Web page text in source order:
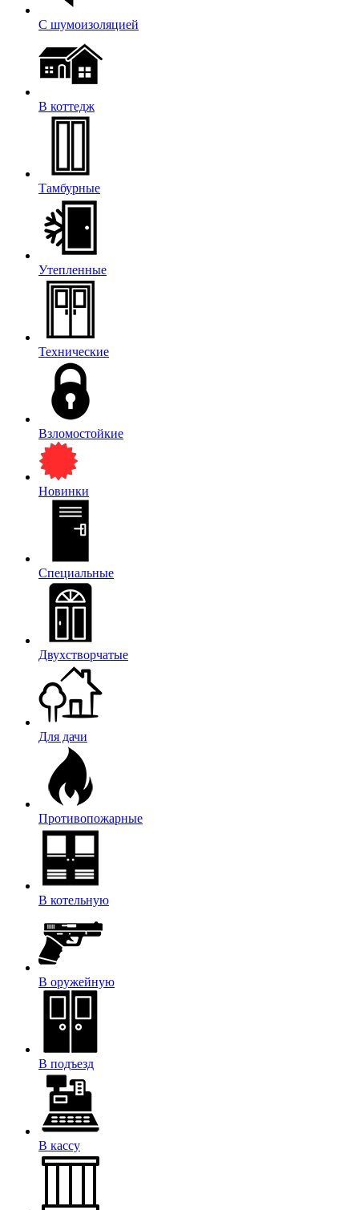
С шумоизоляцией
В коттедж
Тамбурные
Утепленные
Технические
Взломостойкие
Новинки
Специальные
Двухстворчатые
Для дачи
Противопожарные
В котельную
В оружейную
В подъезд
В кассу